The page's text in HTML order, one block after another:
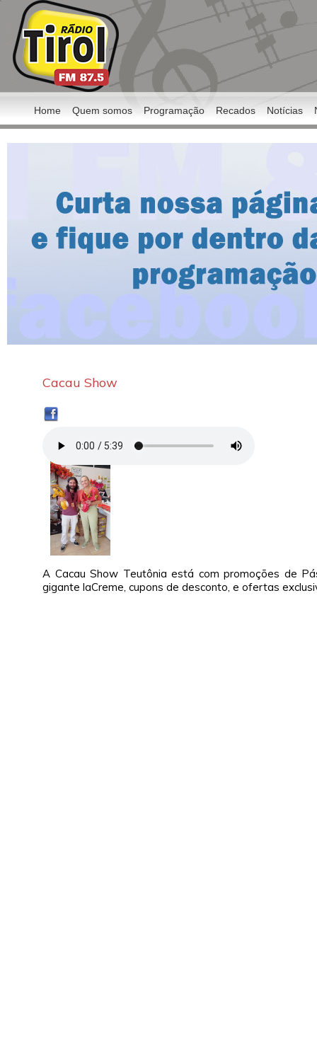
Home Quem somos Programação Recados Notícias
Cacau Show
A Cacau Show Teutônia está com promoções de
gigante laCreme, cupons de desconto, e ofertas